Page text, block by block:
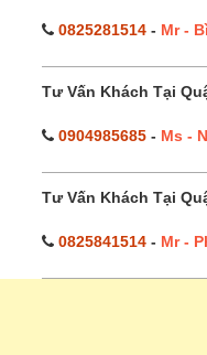
0825281514 - Mr -
Tư Vấn Khách Tại
0904985685 - Ms -
Tư Vấn Khách Tại
0825841514 - Mr -